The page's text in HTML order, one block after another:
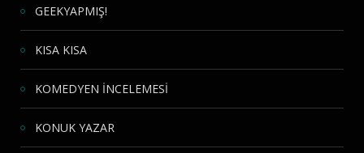
GEEKYAPMIŞ!
KISA KISA
KOMEDYEN İNCELEMESİ
KONUK YAZAR